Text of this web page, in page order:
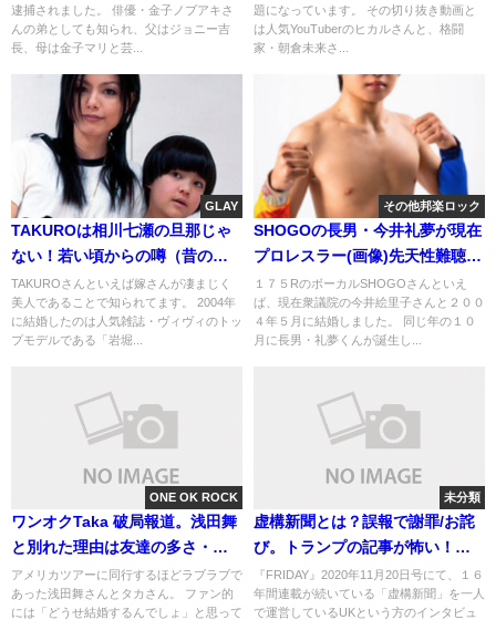
逮捕されました。 俳優・金子ノブアキさ
んの弟としても知られ、父はジョニー吉
長、母は金子マリと芸...
題になっています。 その切り抜き動画と
は人気YouTuberのヒカルさんと、格闘
家・朝倉未来さ...
GLAY
TAKUROは相川七瀬の旦那じゃ
ない！若い頃からの噂（昔の元
カノ）画像
TAKUROさんといえば嫁さんが凄まじく
美人であることで知られてます。 2004年
に結婚したのは人気雑誌・ヴィヴィのトッ
プモデルである「岩堀...
その他邦楽ロック
SHOGOの長男・今井礼夢が現在
プロレスラー(画像)先天性難聴の
障害は?
１７５RのボーカルSHOGOさんといえ
ば、現在衆議院の今井絵里子さんと２００
４年５月に結婚しました。 同じ年の１０
月に長男・礼夢くんが誕生し...
ONE OK ROCK
ワンオクTaka 破局報道。浅田舞
と別れた理由は友達の多さ・二
人の時間0
アメリカツアーに同行するほどラブラブで
あった浅田舞さんとタカさん。 ファン的
には「どうせ結婚するんでしょ」と思って
未分類
虚構新聞とは？誤報で謝罪/お詫
び。トランプの記事が怖い！円
周率は名作
『FRIDAY』2020年11月20日号にて、１６
年間連載が続いている「虚構新聞」を一人
で運営しているUKという方のインタビュ